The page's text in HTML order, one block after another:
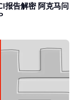
报告解密 阿克马问